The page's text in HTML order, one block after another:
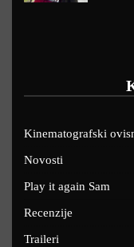
Kinematografski
Novosti
Play it again Sam
Recenzije
Traileri